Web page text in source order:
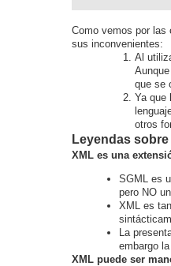
Como vemos por
sus inconvenientes:
Al
que se
Ya que
otros
Leyendas sobre
XML es una
SGML es
pero NO
XML es
La
embargo
XML puede ser